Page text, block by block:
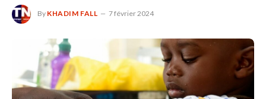
By KHADIM FALL 7 février 2024